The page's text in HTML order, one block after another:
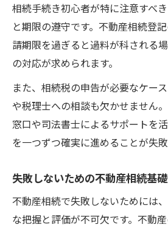
相続手続き初心者が特に注意すべ
と期限の遵守です。不動産相続登
請期限を過ぎると過料が科される
の対応が求められます。
また、相続税の申告が必要なケー
や税理士への相談も欠かせません
窓口や司法書士によるサポートを
を一つずつ確実に進めることが失敗
失敗しないための不動産相続基
不動産相続で失敗しないためには
な把握と評価が不可欠です。不動